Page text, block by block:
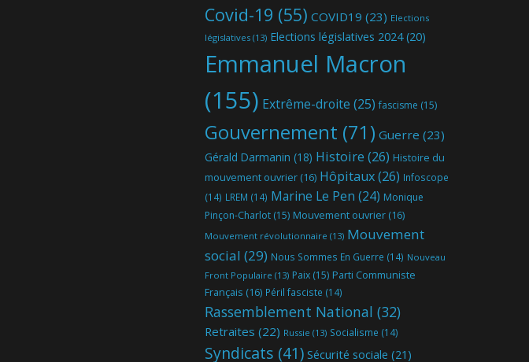
Covid-19 (55) COVID19 (23) Elections
législatives (13) Elections législatives 2024(20)
Emmanuel Macron
(155) Extrême-droite (25) fascisme (15)
Gouvernement (71) Guerre (23)
Gérald Darmanin (18) Histoire (26) Histoire du
mouvement ouvrier (16) Hôpitaux(26) Infoscope
(14) LREM (14) Marine Le Pen (24) Monique
Pinçon-Charlot (15) Mouvement ouvrier (16)
Mouvement révolutionnaire (13) Mouvement
social (29) Nous Sommes En Guerre (14) Nouveau
Front Populaire (13) Paix (15) Parti Communiste
Français (16) Péril fasciste (14)
Rassemblement National (32)
Retraites (22) Russie (13) Socialisme (14)
Syndicats (41) Sécurité sociale (21)